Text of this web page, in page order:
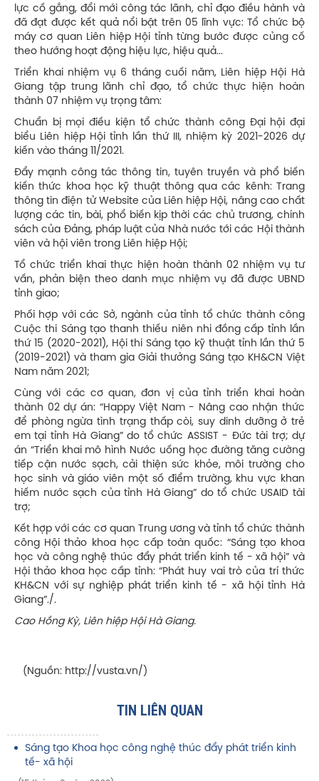
lực cố gắng, đổi mới công tác lãnh, chỉ đạo điều hành và
đã đạt được kết quả nổi bật trên 05 lĩnh vực: Tổ chức bộ
máy cơ quan Liên hiệp Hội tỉnh từng bước được củng cố
theo hướng hoạt động hiệu lực, hiệu quả...
Triển khai nhiệm vụ 6 tháng cuối năm, Liên hiệp Hội Hà
Giang tập trung lãnh chỉ đạo, tổ chức thực hiện hoàn
thành 07 nhiệm vụ trọng tâm:
Chuẩn bị mọi điều kiện tổ chức thành công Đại hội đại
biểu Liên hiệp Hội tỉnh lần thứ III, nhiệm kỳ 2021-2026 dự
kiến vào tháng 11/2021.
Đẩy mạnh công tác thông tin, tuyên truyền và phổ biến
kiến thức khoa học kỹ thuật thông qua các kênh: Trang
thông tin điện tử Website của Liên hiệp Hội, nâng cao chất
lượng các tin, bài, phổ biến kịp thời các chủ trương, chính
sách của Đảng, pháp luật của Nhà nước tới các Hội thành
viên và hội viên trong Liên hiệp Hội;
Tổ chức triển khai thực hiện hoàn thành 02 nhiệm vụ tư
vấn, phản biện theo danh mục nhiệm vụ đã được UBND
tỉnh giao;
Phối hợp với các Sở, ngành của tỉnh tổ chức thành công
Cuộc thi Sáng tạo thanh thiếu niên nhi đồng cấp tỉnh lần
thứ 15 (2020-2021), Hội thi Sáng tạo kỹ thuật tỉnh lần thứ 5
(2019-2021) và tham gia Giải thưởng Sáng tạo KH&CN Việt
Nam năm 2021;
Cùng với các cơ quan, đơn vị của tỉnh triển khai hoàn
thành 02 dự án: “Happy Việt Nam - Nâng cao nhận thức
để phòng ngừa tình trạng thấp còi, suy dinh dưỡng ở trẻ
em tại tỉnh Hà Giang” do tổ chức ASSIST - Đức tài trợ; dự
án “Triển khai mô hình Nước uống học đường tăng cường
tiếp cận nước sạch, cải thiện sức khỏe, môi trường cho
học sinh và giáo viên một số điểm trường, khu vực khan
hiếm nước sạch của tỉnh Hà Giang” do tổ chức USAID tài
trợ;
Kết hợp với các cơ quan Trung ương và tỉnh tổ chức thành
công Hội thảo khoa học cấp toàn quốc: “Sáng tạo khoa
học và công nghệ thúc đẩy phát triển kinh tế - xã hội” và
Hội thảo khoa học cấp tỉnh: “Phát huy vai trò của trí thức
KH&CN với sự nghiệp phát triển kinh tế - xã hội tỉnh Hà
Giang”./.
Cao Hồng Kỳ, Liên hiệp Hội Hà Giang.
(Nguồn: http://vusta.vn/)
TIN LIÊN QUAN
Sáng tạo Khoa học công nghệ thúc đẩy phát triển kinh
tế- xã hội